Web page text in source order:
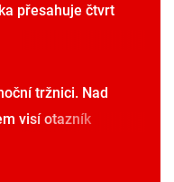
přesahuje čtvrt
tržnici. Nad
visí otazník